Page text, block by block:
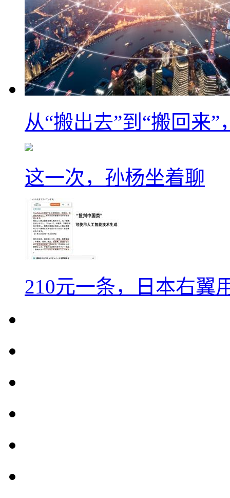
从“搬出去”到“搬回来
这一次，孙杨坐着聊
210元一条，日本右翼